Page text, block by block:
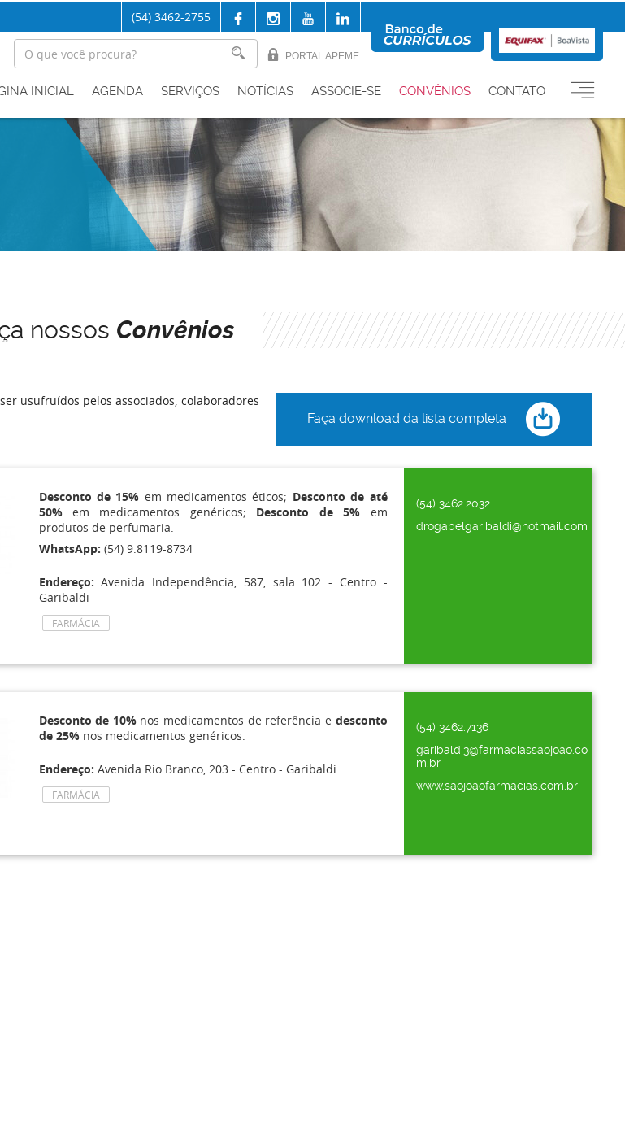
(54) 3462-2755
PORTAL APEME
INICIAL AGENDA SERVIÇOS NOTÍCIAS ASSOCIE-SE CONVÊNIOS CONTATO
nossos Convênios
usufruídos pelos associados, colaboradores
Faça download da lista completa
Desconto de 15% em medicamentos éticos; Desconto de até
50%em medicamentos genéricos; Desconto de 5% em
produtos de perfumaria.
WhatsApp: (54) 9.8119-8734
Endereço: Avenida Independência, 587, sala 102 - Centro -
Garibaldi
FARMÁCIA
(54) 3462.2032
drogabelgaribaldi@hotmail.com
Desconto de 10%nos medicamentos de referência e desconto
de 25%nos medicamentos genéricos.
Endereço: Avenida Rio Branco, 203 - Centro - Garibaldi
FARMÁCIA
(54) 3462.7136
garibaldi3@farmaciassaojoao.co
m.br
www.saojoaofarmacias.com.br